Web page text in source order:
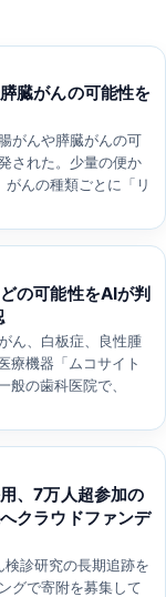
臓がんの可能性を
がんや膵臓がんの可
された。少量の便か
んの種類ごとに「リ
の可能性をAIが判
ん、白板症、良性腫
療機器「ムコサイト
般の歯科医院で、
、7万人超参加の
クラウドファンデ
診研究の長期追跡を
グで寄附を募集して